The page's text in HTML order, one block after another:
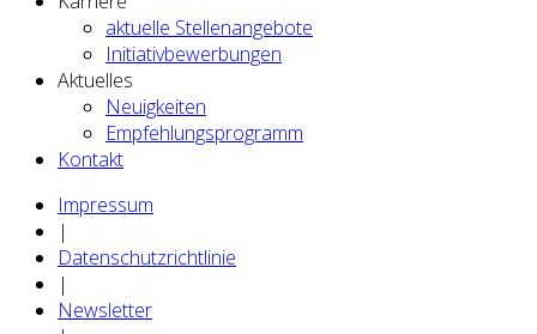
aktuelle Stellenangebote
Initiativbewerbungen
Aktuelles
Neuigkeiten
Empfehlungsprogramm
Kontakt
Impressum
|
Datenschutzrichtlinie
|
Newsletter